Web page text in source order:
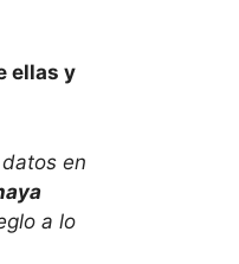
ellas y
en
a lo